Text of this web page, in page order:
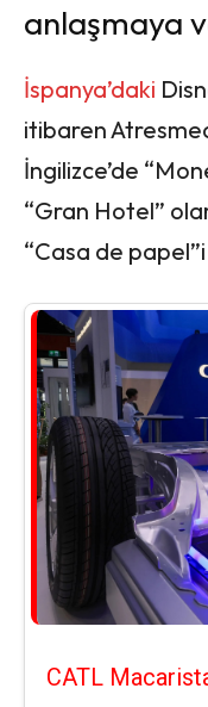
anlaşmaya
İspanya’daki
itibaren
İngilizce’de
“Gran Hotel”
“Casa de
CATL